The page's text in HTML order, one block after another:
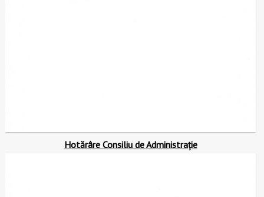
Hotărâre Consiliu de Administrație